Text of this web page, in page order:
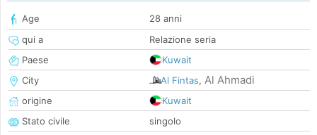
Age
28 anni
qui a
Relazione seria
Paese
Kuwait
City
Al Fintas, Al Ahmadi
origine
Kuwait
Stato civile
singolo